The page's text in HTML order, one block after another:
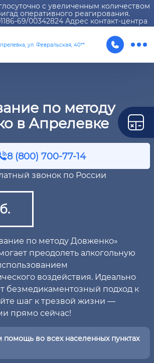
с увеличенным количеством
оперативного реагирования.
69/00342824 Адрес контакт-центра
ул. Февральская, 40**
по методу
в Апрелевке
8 (800) 700-77-14
звонок по России
по методу Довженко»
преодолеть алкогольную
воздействия. Идеально
безмедикаментозный подход к
шаг к трезвой жизни —
прямо сейчас!
во всех населенных пунктах